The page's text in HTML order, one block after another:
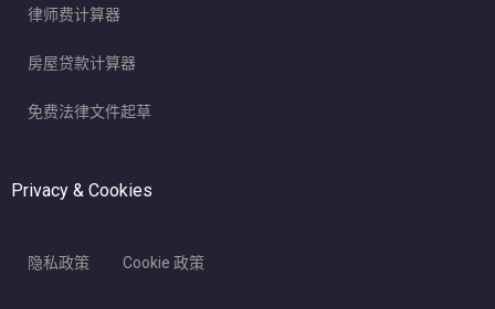
律师费计算器
房屋贷款计算器
免费法律文件起草
Privacy & Cookies
隐私政策 Cookie 政策